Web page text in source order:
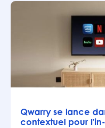
Qwarry se lance
contextuel pour